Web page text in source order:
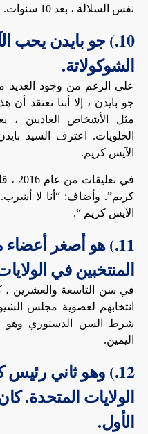
نفس السلالة ، بعد 10 سنوات.
10.) جو بايدن يحب
الشوكولاتة.
على الرغم من وجود العديد
جو بايدن ، إلا أننا نعتقد أن
مثل الأشخاص العاديين ،
الحلويات. اعترف السيد
الآيس كريم.
في
كريم”. وأضاف: “أنا لا أشرب.
الآيس كريم “.
11.) هو أصغر
المنتخبين في
في سن التاسعة والعشرين ،
انتخابهم لعضوية مجلس
اليمين.
12.) وهو ثاني رئيس
الولايات المتحدة.
الأول.